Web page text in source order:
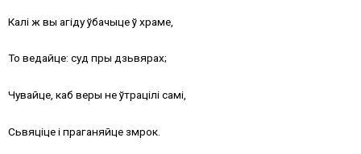
Калі ж вы агіду ўбачыце ў храме,
То ведайце: суд пры дзьвярах;
Чувайце, каб веры не ўтрацілі самі,
Сьвяціце і праганяйце змрок.